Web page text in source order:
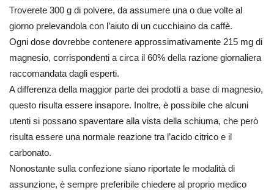
Troverete 300 g di polvere, da assumere una o due volte al
giorno prelevandola con l’aiuto di un cucchiaino da caffè.
Ogni dose dovrebbe contenere approssimativamente 215 mg di
magnesio, corrispondenti a circa il 60% della razione giornaliera
raccomandata dagli esperti.
A differenza della maggior parte dei prodotti a base di magnesio,
questo risulta essere insapore. Inoltre, è possibile che alcuni
utenti si possano spaventare alla vista della schiuma, che però
risulta essere una normale reazione tra l’acido citrico e il
carbonato.
Nonostante sulla confezione siano riportate le modalità di
assunzione, è sempre preferibile chiedere al proprio medico